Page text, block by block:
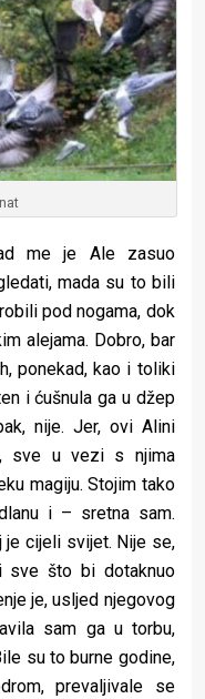
me je Ale zasuo
mada su to bili
pod nogama, dok
alejama. Dobro, bar
ponekad, kao i toliki
i ćušnula ga u džep
nije. Jer, ovi Alini
sve u vezi s njima
magiju. Stojim tako
i – sretna sam.
je cijeli svijet. Nije se,
sve što bi dotaknuo
je, usljed njegovog
sam ga u torbu,
su to burne godine,
prevaljivale se